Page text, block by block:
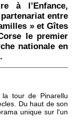
à l’Enfance,
entre
» et Gîtes
le premier
nationale en
tour de Pinarellu
Du haut de son
unique sur l'un